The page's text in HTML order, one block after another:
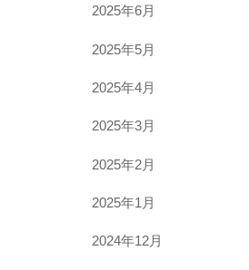
2025年6月
2025年5月
2025年4月
2025年3月
2025年2月
2025年1月
2024年12月